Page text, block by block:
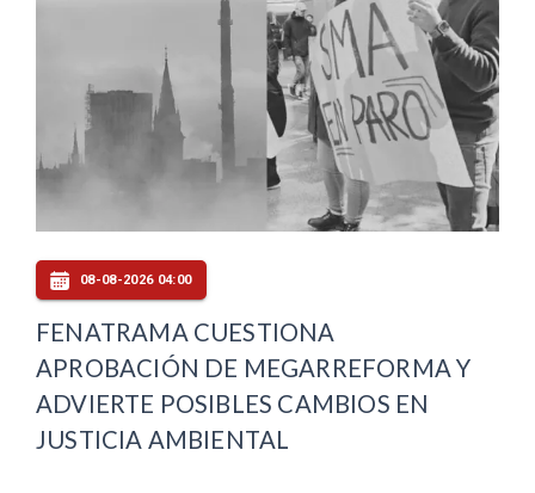
08-08-2026 04:00
FENATRAMA CUESTIONA
APROBACIÓN DE MEGARREFORMA Y
ADVIERTE POSIBLES CAMBIOS EN
JUSTICIA AMBIENTAL